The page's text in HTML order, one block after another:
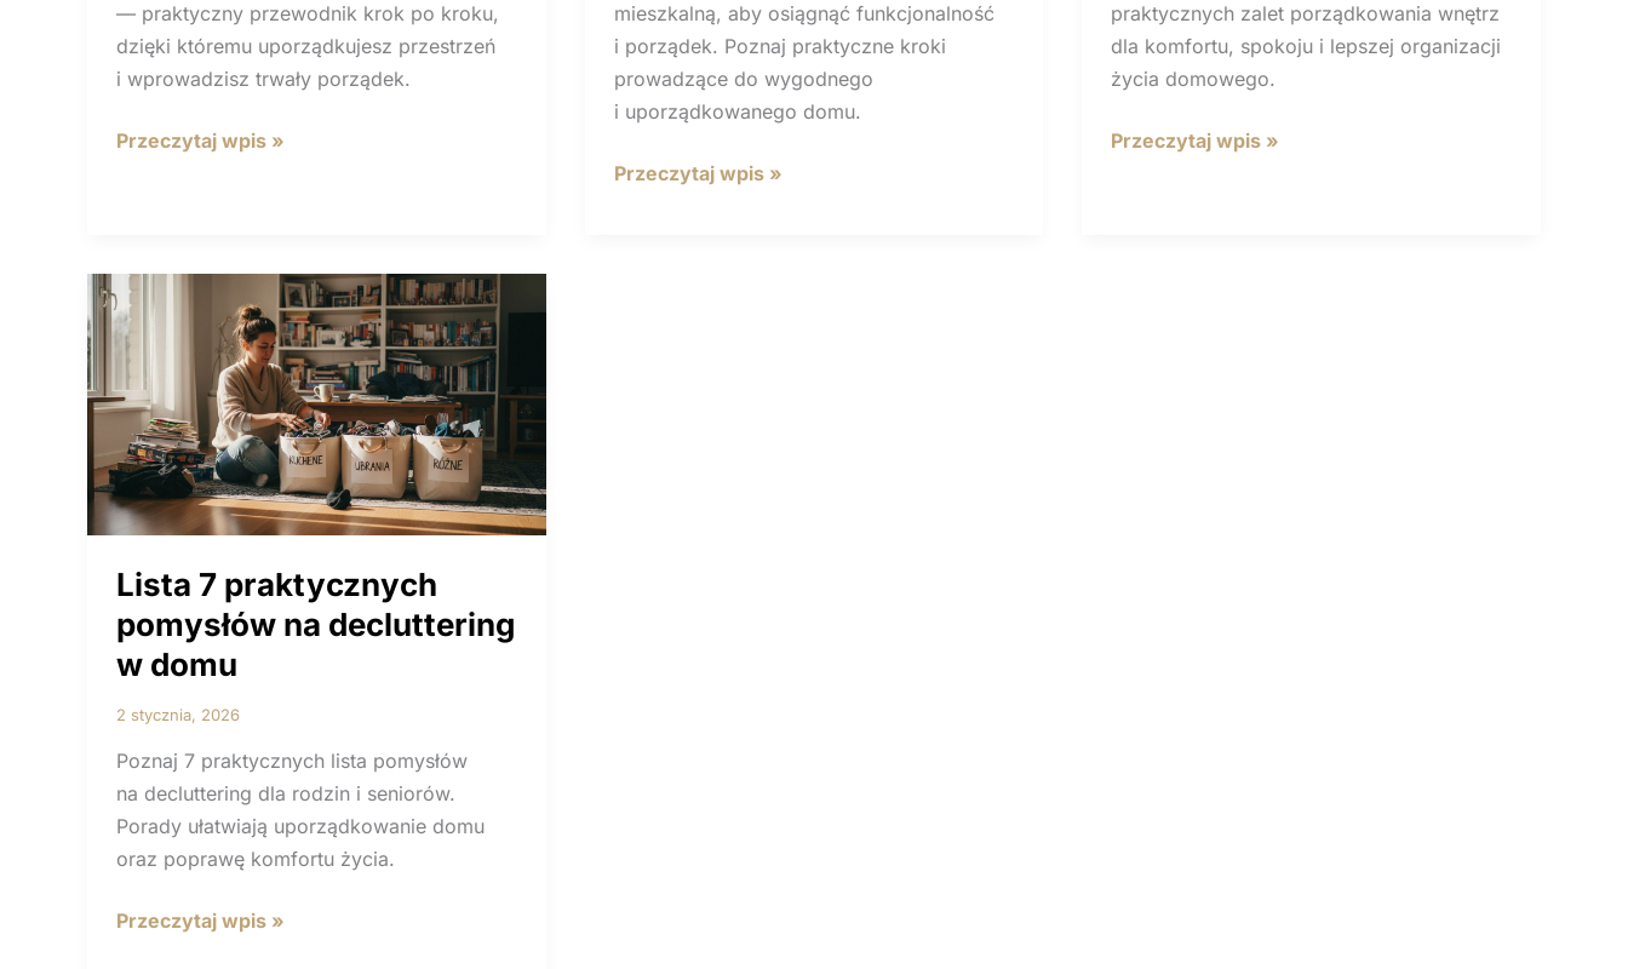
— praktyczny przewodnik krok po kroku,
dzięki któremu uporządkujesz przestrzeń
i wprowadzisz trwały porządek.
Workflow
po kroku
dla
rodzin
i seniorów
Przeczytaj wpis »
mieszkalną, aby osiągnąć funkcjonalność
i porządek. Poznaj praktyczne kroki
prowadzące do wygodnego
i uporządkowanego domu.
Jak
Przeczytaj wpis »
praktycznych zalet porządkowania wnętrz
dla komfortu, spokoju i lepszej organizacji
życia domowego.
7
Przeczytaj wpis »
Lista 7 praktycznych
pomysłów na decluttering
w domu
2 stycznia, 2026
Poznaj 7 praktycznych lista pomysłów
na decluttering dla rodzin i seniorów.
Porady ułatwiają uporządkowanie domu
oraz poprawę komfortu życia.
Lista
Przeczytaj wpis »